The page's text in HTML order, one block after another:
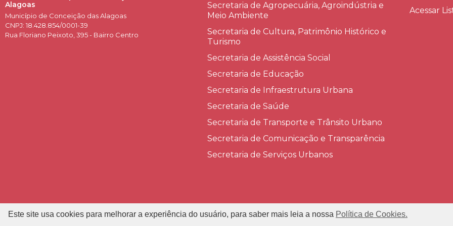
Alagoas
Município de Conceição das Alagoas
CNPJ: 18.428.854/0001-39
Rua Floriano Peixoto, 395 - Bairro Centro
Secretaria de Agropecuária, Agroindústria e
Meio Ambiente
Secretaria de Cultura, Patrimônio Histórico e
Turismo
Secretaria de Assistência Social
Secretaria de Educação
Secretaria de Infraestrutura Urbana
Secretaria de Saúde
Secretaria de Transporte e Trânsito Urbano
Secretaria de Comunicação e Transparência
Secretaria de Serviços Urbanos
Acessar
Prefeitura Municipal de Conceição das Alagoas
Este site usa cookies para melhorar a experiência do usuário, para saber mais leia a nossa Política de Cookies.